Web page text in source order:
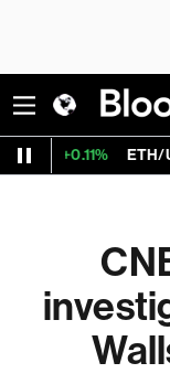
ETH/USD 1,922.833